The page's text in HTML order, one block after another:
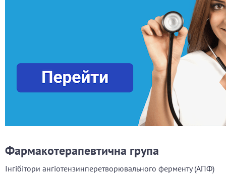
Фармакотерапевтична група
Інгібітори ангіотензинперетворювального ферменту (АПФ)